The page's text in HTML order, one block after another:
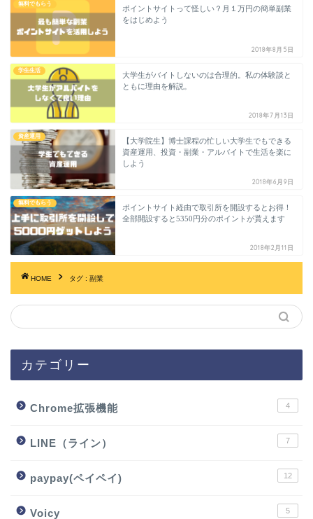
無料でもらう
ポイントサイトって怪しい？月１万円の簡単副業
をはじめよう
2018年8月5日
学生生活
大学生がバイトしないのは合理的。私の体験談と
ともに理由を解説。
2018年7月13日
資産運用
【大学院生】博士課程の忙しい大学生でもできる
資産運用、投資・副業・アルバイトで生活を楽に
しよう
2018年6月9日
無料でもらう
ポイントサイト経由で取引所を開設するとお得！
全部開設すると5350円分のポイントが貰えます
2018年2月11日
HOME タグ : 副業
カテゴリー
Chrome拡張機能 4
LINE（ライン） 7
paypay(ペイペイ) 12
Voicy 5